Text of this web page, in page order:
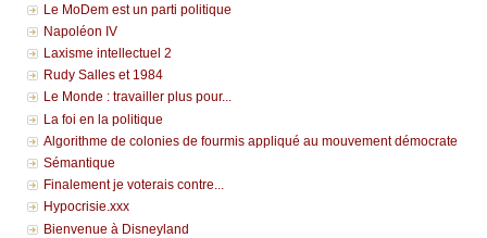
Le MoDem est un parti politique
Napoléon IV
Laxisme intellectuel 2
Rudy Salles et 1984
Le Monde : travailler plus pour...
La foi en la politique
Algorithme de colonies de fourmis appliqué au mouvement démocrate
Sémantique
Finalement je voterais contre...
Hypocrisie.xxx
Bienvenue à Disneyland